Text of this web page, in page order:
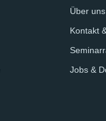
Über uns
Kontakt
Jobs &